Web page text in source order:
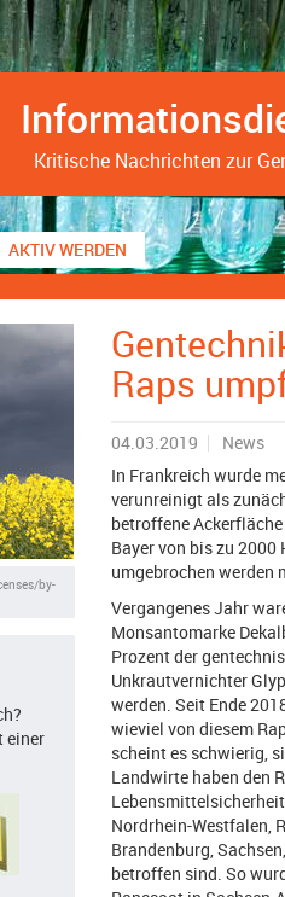
Kritische Nachrichten zur
AKTIV WERDEN
by-
einer
Raps
04.03.2019
News
In Frankreich wurde
verunreinigt als
betroffene
Bayer von bis zu
umgebrochen werden
Vergangenes Jahr
Monsantomarke
Prozent der
Unkrautvernichter
werden. Seit Ende
wieviel von diesem
scheint es schwierig,
Landwirte haben den
Nordrhein-Westfalen,
Brandenburg,
betroffen sind. So